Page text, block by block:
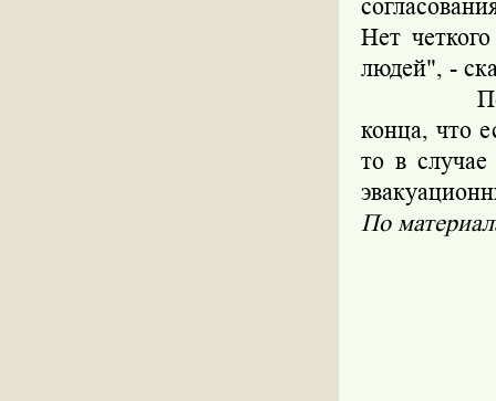
Нет
людей", -
По
конца, что
то в
По